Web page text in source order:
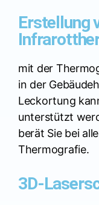
Erstellung
mit der
in der
Leckortung
unterstützt
berät Sie bei
Thermografie.
3D-